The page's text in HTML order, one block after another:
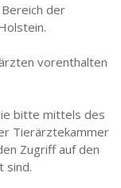
der
vorenthalten
bitte mittels des
Tierärztekammer
Zugriff auf den
sind.